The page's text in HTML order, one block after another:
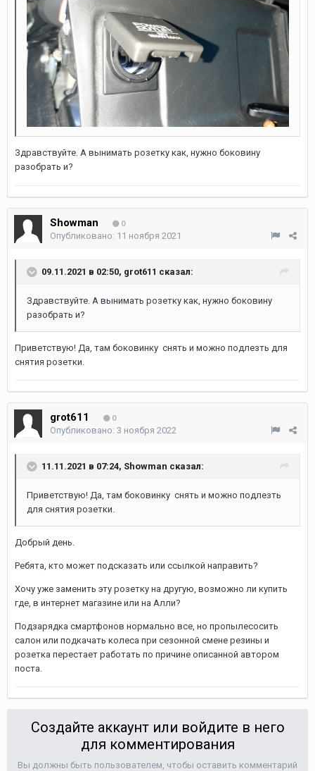
Здравствуйте. А вынимать розетку как, нужно боковину
разобрать и?
Showman 0
Опубликовано: 11 ноября 2021
09.11.2021 в 02:50, grot611 сказал:
Здравствуйте. А вынимать розетку как, нужно боковину
разобрать и?
Приветствую! Да, там боковинку снять и можно подлезть для
снятия розетки.
grot611 0
Опубликовано: 3 ноября 2022
11.11.2021 в 07:24, Showman сказал:
Приветствую! Да, там боковинку снять и можно подлезть
для снятия розетки.
Добрый день.
Ребята, кто может подсказать или ссылкой направить?
Хочу уже заменить эту розетку на другую, возможно ли купить
где, в интернет магазине или на Алли?
Подзарядка смартфонов нормально все, но пропылесосить
салон или подкачать колеса при сезонной смене резины и
розетка перестает работать по причине описанной автором
поста.
Создайте аккаунт или войдите в него
для комментирования
Вы должны быть пользователем, чтобы оставить комментарий